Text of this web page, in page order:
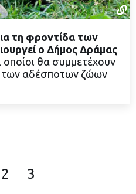
τη φροντίδα των
ο Δήμος Δράμας
θα συμμετέχουν
αδέσποτων ζώων
2 3